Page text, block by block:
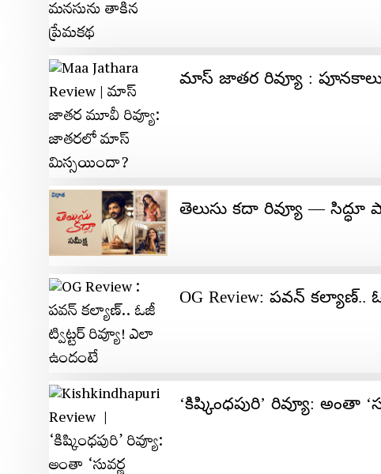
మాస్​ జాతర రివ్యూ :
తెలుసు కదా రివ్యూ — సిద్ధూ
OG Review: ప‌వ‌న్ క‌ల్యాణ్‌..
‘కిష్కింధపురి’ రివ్యూ: అంతా